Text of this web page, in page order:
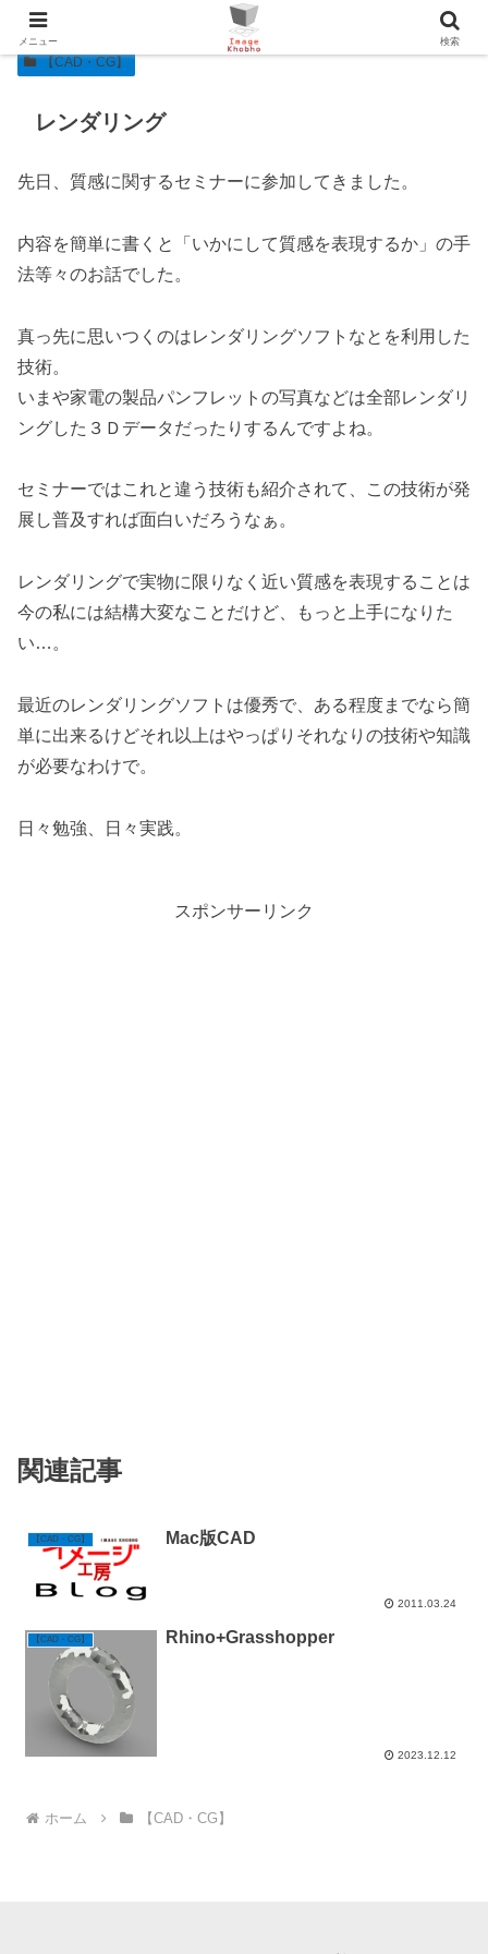
【CAD・CG】
レンダリング
先日、質感に関するセミナーに参加してきました。
内容を簡単に書くと「いかにして質感を表現するか」の手
法等々のお話でした。
真っ先に思いつくのはレンダリングソフトなとを利用した
技術。
いまや家電の製品パンフレットの写真などは全部レンダリ
ングした３Ｄデータだったりするんですよね。
セミナーではこれと違う技術も紹介されて、この技術が発
展し普及すれば面白いだろうなぁ。
レンダリングで実物に限りなく近い質感を表現することは
今の私には結構大変なことだけど、もっと上手になりた
い…。
最近のレンダリングソフトは優秀で、ある程度までなら簡
単に出来るけどそれ以上はやっぱりそれなりの技術や知識
が必要なわけで。
日々勉強、日々実践。
スポンサーリンク
関連記事
【CAD・CG】 Mac版CAD
2011.03.24
【CAD・CG】 Rhino+Grasshopper
2023.12.12
ホーム 【CAD・CG】
メニュー 検索